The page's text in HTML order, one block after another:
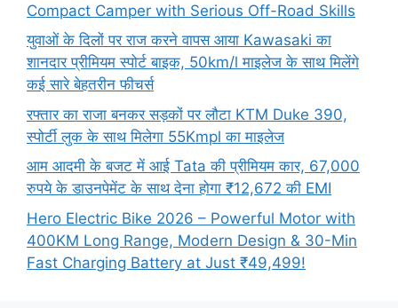
Compact Camper with Serious Off-Road Skills
युवाओं के दिलों पर राज करने वापस आया Kawasaki का
शानदार प्रीमियम स्पोर्ट बाइक, 50km/l माइलेज के साथ मिलेंगे
कई सारे बेहतरीन फीचर्स
रफ्तार का राजा बनकर सड़कों पर लौटा KTM Duke 390,
स्पोर्टी लुक के साथ मिलेगा 55Kmpl का माइलेज
आम आदमी के बजट में आई Tata की प्रीमियम कार, 67,000
रुपये के डाउनपेमेंट के साथ देना होगा ₹12,672 की EMI
Hero Electric Bike 2026 – Powerful Motor with
400KM Long Range, Modern Design & 30-Min
Fast Charging Battery at Just ₹49,499!